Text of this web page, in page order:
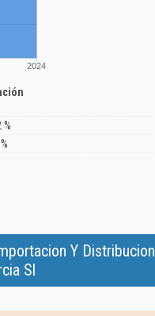
2024
%
Y Distribucion
Sl